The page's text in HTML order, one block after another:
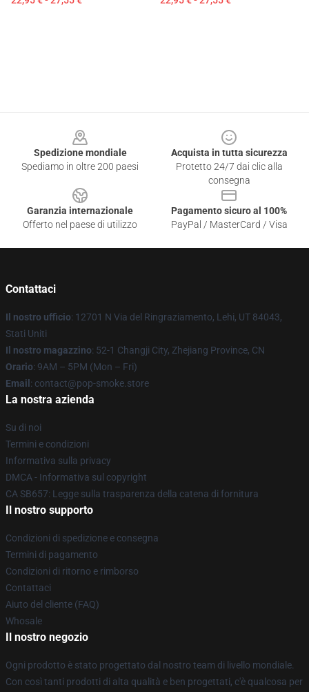
Spedizione mondiale
Spediamo in oltre 200 paesi
Acquista in tutta sicurezza
Protetto 24/7 dai clic alla
consegna
Garanzia internazionale
Offerto nel paese di utilizzo
Pagamento sicuro al 100%
PayPal / MasterCard / Visa
Contattaci
Il nostro ufficio: 12701 N Via del Ringraziamento, Lehi, UT 84043,
Stati Uniti
Il nostro magazzino: 52-1 Changji City, Zhejiang Province, CN
Orario: 9AM – 5PM (Mon – Fri)
Email : contact@pop-smoke.store
La nostra azienda
Su di noi
Termini e condizioni
Informativa sulla privacy
DMCA - Informativa sul copyright
CA SB657: Legge sulla trasparenza della catena di fornitura
Il nostro supporto
Condizioni di spedizione e consegna
Termini di pagamento
Condizioni di ritorno e rimborso
Contattaci
Aiuto del cliente (FAQ)
Whosale
Il nostro negozio
Ogni prodotto è stato progettato dal nostro team di livello mondiale.
Con così tanti prodotti di alta qualità e ben progettati, c'è qualcosa per